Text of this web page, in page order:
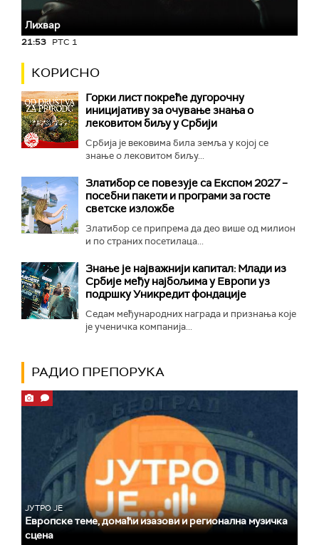
Лихвар
21:53 РТС 1
КОРИСНО
Горки лист покреће дугорочну
иницијативу за очување знања о
лековитом биљу у Србији
Србија је вековима била земља у којој се
знање о лековитом биљу...
Златибор се повезује са Експом 2027 –
посебни пакети и програми за госте
светске изложбе
Златибор се припрема да део више од милион
и по страних посетилаца...
Знање је најважнији капитал: Млади из
Србије међу најбољима у Европи уз
подршку Уникредит фондације
Седам међународних награда и признања које
је ученичка компанија...
РАДИО ПРЕПОРУКА
ЈУТРО ЈЕ
Европске теме, домаћи изазови и регионална музичка
сцена